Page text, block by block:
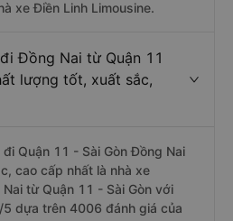
xe Điền Linh Limousine.
Đồng Nai từ Quận 11
lượng tốt, xuất sắc,
Quận 11 - Sài Gòn Đồng Nai
cao cấp nhất là nhà xe
từ Quận 11 - Sài Gòn với
dựa trên 4006 đánh giá của